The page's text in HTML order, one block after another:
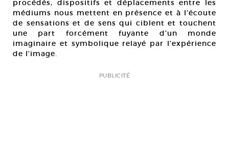
procédés, dispositifs et déplacements entre les
médiums nous mettent en présence et à l’écoute
de sensations et de sens qui ciblent et touchent
une part forcément fuyante d’un monde
imaginaire et symbolique relayé par l’expérience
de l’image.
PUBLICITÉ